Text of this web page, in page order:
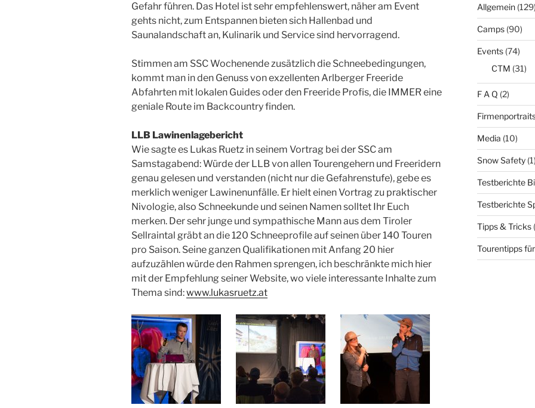
Gefahr führen. Das Hotel ist sehr empfehlenswert, näher am Event
gehts nicht, zum Entspannen bieten sich Hallenbad und
Saunalandschaft an, Kulinarik und Service sind hervorragend.
Stimmen am SSC Wochenende zusätzlich die Schneebedingungen,
kommt man in den Genuss von exzellenten Arlberger Freeride
Abfahrten mit lokalen Guides oder den Freeride Profis, die IMMER eine
geniale Route im Backcountry finden.
LLB Lawinenlagebericht
Wie sagte es Lukas Ruetz in seinem Vortrag bei der SSC am
Samstagabend: Würde der LLB von allen Tourengehern und Freeridern
genau gelesen und verstanden (nicht nur die Gefahrenstufe), gebe es
merklich weniger Lawinenunfälle. Er hielt einen Vortrag zu praktischer
Nivologie, also Schneekunde und seinen Namen solltet Ihr Euch
merken. Der sehr junge und sympathische Mann aus dem Tiroler
Sellraintal gräbt an die 120 Schneeprofile auf seinen über 140 Touren
pro Saison. Seine ganzen Qualifikationen mit Anfang 20 hier
aufzuzählen würde den Rahmen sprengen, ich beschränkte mich hier
mit der Empfehlung seiner Website, wo viele interessante Inhalte zum
Thema sind:www.lukasruetz.at
Allgemein(129)
Camps(90)
Events(74)
CTM (31)
F A Q (2)
Media (10)
Snow Safety(1)
Testberichte
Testberichte
Tipps & Tricks
Tourentipps